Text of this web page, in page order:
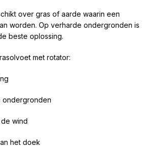
over gras of aarde waarin een
worden. Op verharde ondergronden is
beste oplossing.
met rotator:
ondergronden
wind
het doek